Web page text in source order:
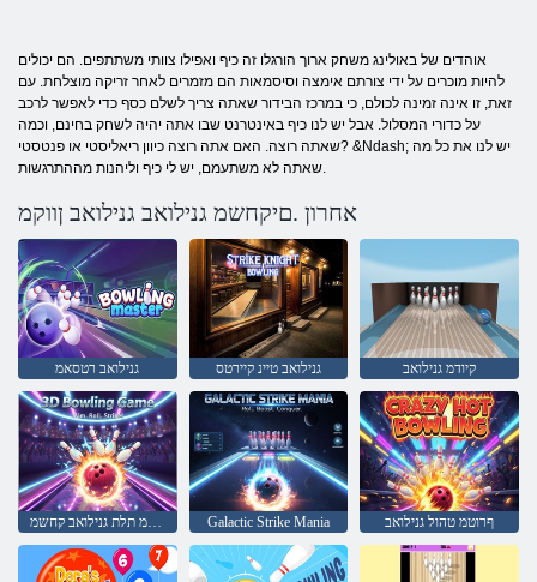
אוהדים של באולינג משחק ארוך הורגלו זה כיף ואפילו צוותי משתתפים. הם יכולים
להיות מוכרים על ידי צורתם אימצה וסיסמאות הם מזמרים לאחר זריקה מוצלחת. עם
זאת, זו אינה זמינה לכולם, כי במרכז הבידור שאתה צריך לשלם כסף כדי לאפשר לרכב
על כדורי המסלול. אבל יש לנו כיף באינטרנט שבו אתה יהיה לשחק בחינם, וכמה
שאתה רוצה. האם אתה רוצה כיוון ריאליסטי או פנטסטי? &Ndash; יש לנו את כל מה
שאתה לא משתעמם, יש לי כיף וליהנות מההתרגשות.
אחרון .םיקחשמ גנילואב גנילואב ןווקמ
גנילואב רטסאמ גנילואב טיינ קיירטס קיודמ גנילואב
דמימ תלת גנילואב קחשמ Galactic Strike Mania ףרוטמ טהול גנילואב